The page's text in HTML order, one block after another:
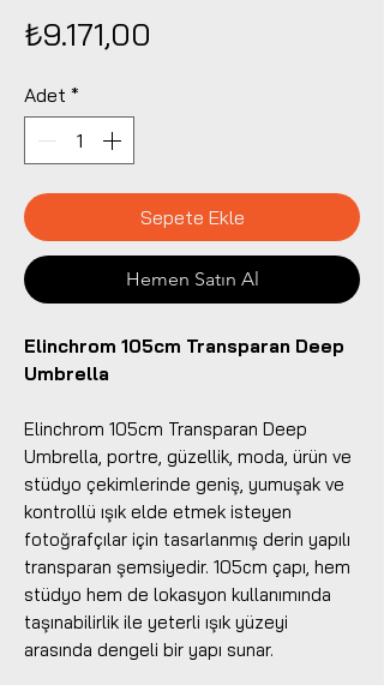
₺9.171,00
Adet *
Sepete Ekle
Hemen Satın Al
Elinchrom 105cm Transparan Deep
Umbrella
Elinchrom 105cm Transparan Deep
Umbrella, portre, güzellik, moda, ürün ve
stüdyo çekimlerinde geniş, yumuşak ve
kontrollü ışık elde etmek isteyen
fotoğrafçılar için tasarlanmış derin yapılı
transparan şemsiyedir. 105cm çapı, hem
stüdyo hem de lokasyon kullanımında
taşınabilirlik ile yeterli ışık yüzeyi
arasında dengeli bir yapı sunar.